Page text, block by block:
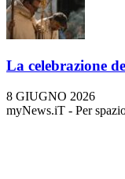
La celebrazione
8 GIUGNO 2026
myNews.iT - Per